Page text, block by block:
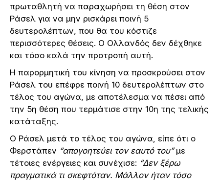
πρωταθλητή να παραχωρήσει τη θέση στον
Ράσελ για να μην ρισκάρει ποινή 5
δευτερολέπτων, που θα του κόστιζε
περισσότερες θέσεις. Ο Ολλανδός δεν δέχθηκε
και τόσο καλά την προτροπή αυτή.
Η παρορμητική του κίνηση να προσκρούσει στον
Ράσελ του επέφρε ποινή 10 δευτερολέπτων στο
τέλος του αγώνα, με αποτέλεσμα να πέσει από
την 5η θέση που τερμάτισε στην 10η της τελικής
κατάταξης.
Ο Ράσελ μετά το τέλος του αγώνα, είπε ότι ο
Φερστάπεν “απογοητεύει τον εαυτό του”με
τέτοιες ενέργειες και συνέχισε: “Δεν ξέρω
πραγματικά τι σκεφτόταν. Μάλλον ήταν τόσο